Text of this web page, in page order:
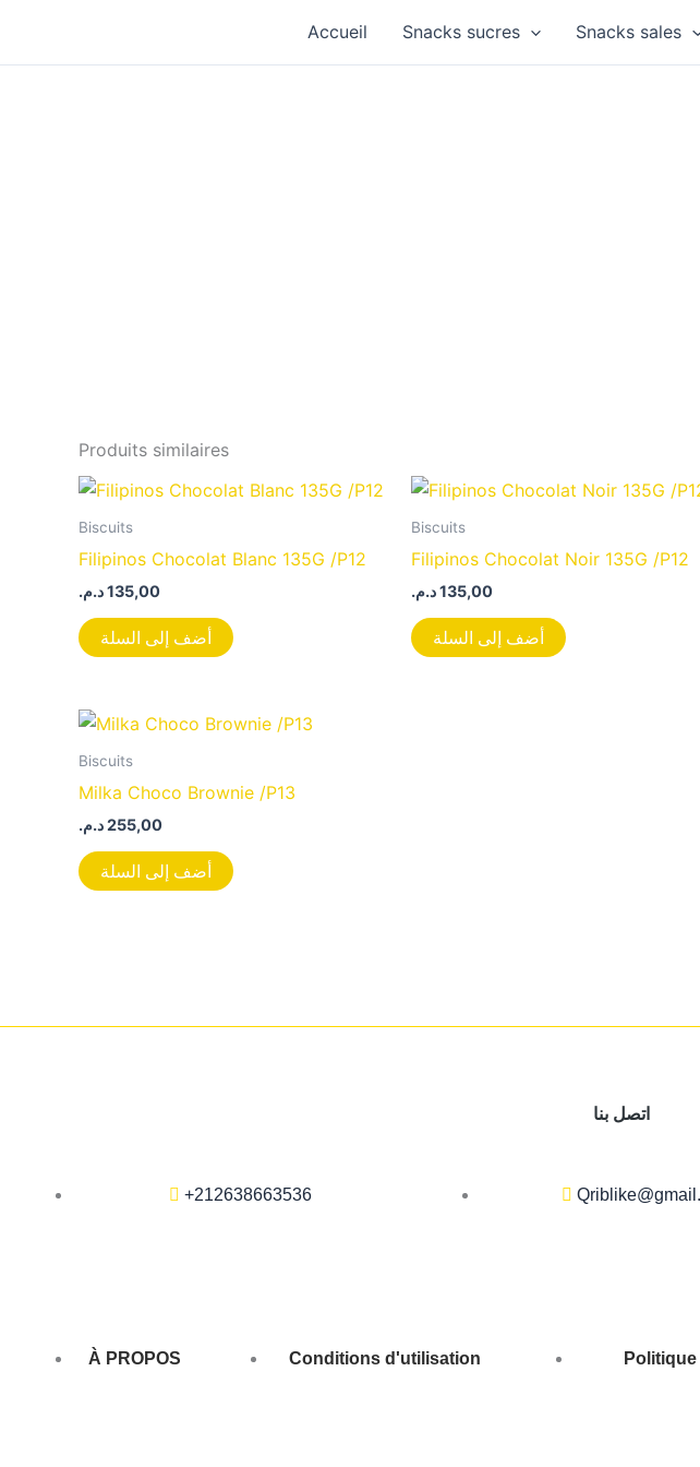
contenu
Accueil Snacks sucres Snacks sales
Produits similaires
Biscuits
Filipinos Chocolat Blanc 135G /P12
135,00د.م.
أضف إلى السلة
Biscuits
Filipinos Chocolat Noir 135G /P12
135,00د.م.
أضف إلى السلة
Biscuits
Milka Choco Brownie /P13
255,00د.م.
أضف إلى السلة
اتصل بنا
+212638663536
À PROPOS Conditions d'utilisation